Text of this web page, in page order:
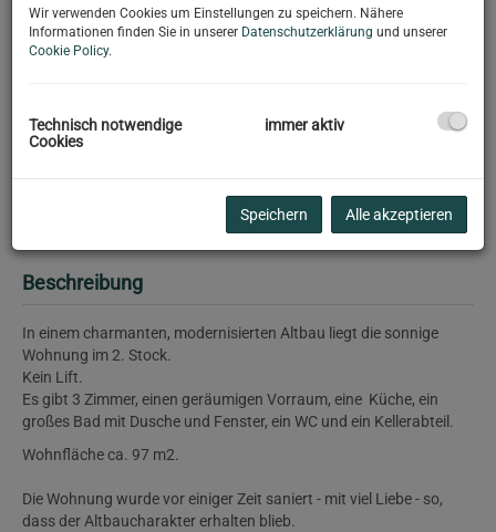
Beschreibung
In einem charmanten, modernisierten Altbau liegt die sonnige
Wohnung im 2. Stock.
Kein Lift.
Es gibt 3 Zimmer, einen geräumigen Vorraum, eine Küche, ein
großes Bad mit Dusche und Fenster, ein WC und ein Kellerabteil.
Wohnfläche ca. 97 m2.
Die Wohnung wurde vor einiger Zeit saniert - mit viel Liebe - so,
dass der Altbaucharakter erhalten blieb.
Wir verwenden Cookies um Einstellungen zu speichern. Nähere
Informationen finden Sie in unserer Datenschutzerklärung und unserer
Cookie Policy.
Technisch notwendige
Cookies
immer aktiv
Speichern Alle akzeptieren